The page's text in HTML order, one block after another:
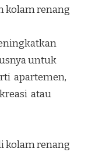
kolam renang
untuk
apartemen,
atau
kolam renang